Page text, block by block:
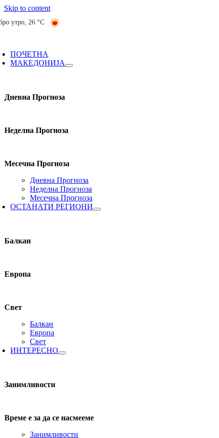
Skip to content
утро,26 °C
ПОЧЕТНА
МАКЕДОНИЈА
Дневна Прогноза
Неделна Прогноза
Месечна Прогноза
Дневна Прогноза
Неделна Прогноза
Месечна Прогноза
ОСТАНАТИ РЕГИОНИ
Балкан
Европа
Свет
Балкан
Европа
Свет
ИНТЕРЕСНО
Занимливости
Време е за да се насмееме
Занимливости